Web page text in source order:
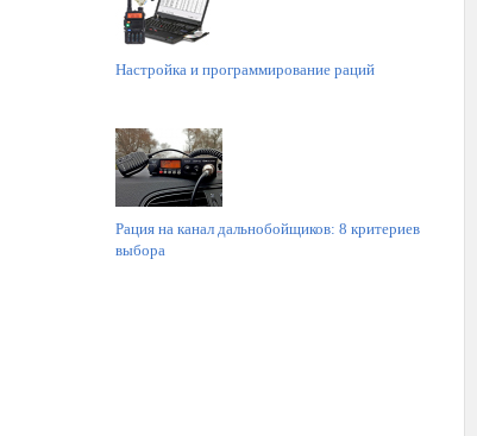
Настройка и программирование раций
Рация на канал дальнобойщиков: 8 критериев
выбора